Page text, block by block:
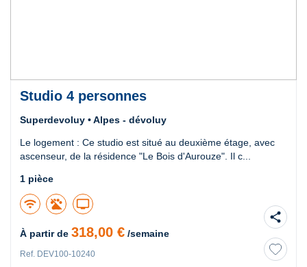
Studio 4 personnes
Superdevoluy • Alpes - dévoluy
Le logement : Ce studio est situé au deuxième étage, avec
ascenseur, de la résidence "Le Bois d'Aurouze". Il c...
1 pièce
wifi tv
À partir de 318,00 € /semaine
Ref. DEV100-10240
share